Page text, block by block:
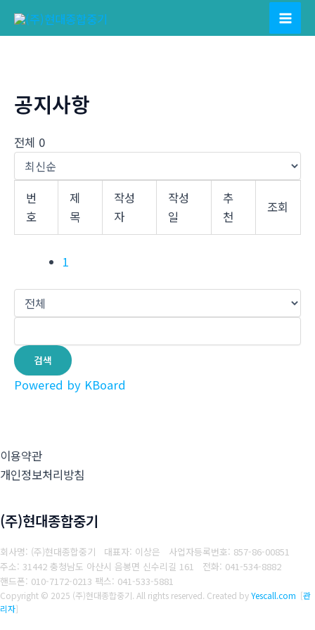
Main
공지사항
전체 0
번
호
제
목
작성
자
작성
일
추
천
조회
1
검색
Powered by KBoard
이용약관
개인정보처리방침
(주)현대종합중기
회사명: (주)현대종합중기 대표자: 이상은 사업자등록번호: 857-86-00851
주소: 31442 충청남도 아산시 음봉면 신수리길 161 전화: 041-534-8882
핸드폰: 010-7172-0213 팩스: 041-533-5881
Copyright © 2025 (주)현대종합중기. All rights reserved. Created byYescall.com [관
리자]